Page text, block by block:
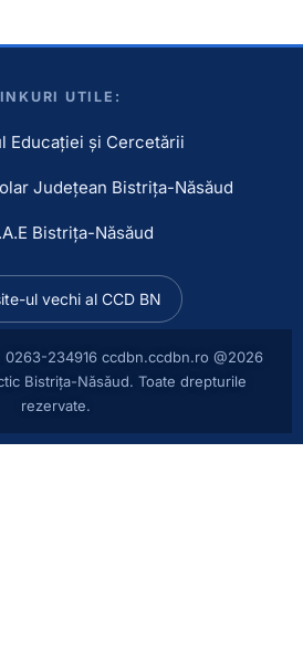
UTILE:
Educației și Cercetării
Județean Bistrița-Năsăud
Bistrița-Năsăud
ul vechi al CCD BN
234916 ccdbn.ccdbn.ro @2026
Bistrița-Năsăud. Toate drepturile
rezervate.